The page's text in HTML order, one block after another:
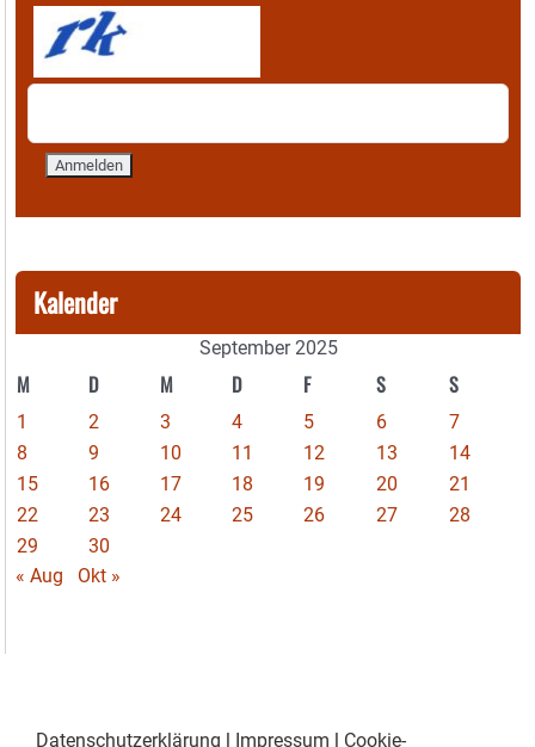
Kalender
September 2025
M D M D F S S
1 2 3 4 5 6
7
8
9 10 11 12 13
14
15
16 17 18 19 20
21
22
23 24 25 26 27
28
29
30
« Aug
Okt »
Datenschutzerklärung | Impressum | Cookie-